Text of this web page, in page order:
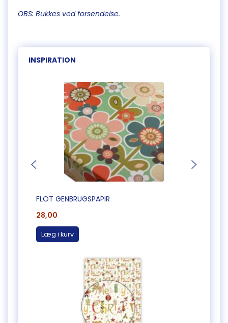
OBS: Bukkes ved forsendelse.
INSPIRATION
FLOT GENBRUGSPAPIR
28,00
Læg i kurv